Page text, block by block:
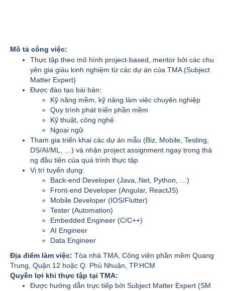
Mô tả công việc:
Thực tập theo mô hình project-based, mentor bởi các chu
yên gia giàu kinh nghiệm từ các dự án của TMA (Subject
Matter Expert)
Được đào tạo bài bản:
Kỹ năng mềm, kỹ năng làm việc chuyên nghiệp
Quy trình phát triển phần mềm
Kỹ thuật, công nghệ
Ngoại ngữ
Tham gia triển khai các dự án mẫu (Biz, Mobile, Testing,
DS/AI/ML, …) và nhận project assignment ngay trong thá
ng đầu tiên của quá trình thực tập
Vị trí tuyển dụng:
Back-end Developer (Java,.Net, Python, …)
Front-end Developer (Angular, ReactJS)
Mobile Developer (IOS/Flutter)
Tester (Automation)
Embedded Engineer (C/C++)
AI Engineer
Data Engineer
Địa điểm làm việc: Tòa nhà TMA, Công viên phần mềm Quang
Trung, Quận 12 hoặc Q. Phú Nhuận, TP.HCM
Quyền lợi khi thực tập tại TMA:
Được hướng dẫn trực tiếp bởi Subject Matter Expert (SM